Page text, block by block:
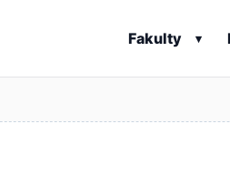
Fakulty ▾